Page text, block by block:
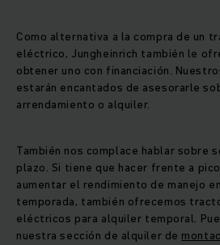
Como alternativa a la compra de un
eléctrico, Jungheinrich también le
obtener uno con financiación.
estarán encantados de asesorarle
arrendamiento o alquiler.
También nos complace hablar sobre
plazo. Si tiene que hacer frente a
aumentar el rendimiento de manejo
temporada, también ofrecemos
eléctricos para alquiler temporal.
nuestra sección de alquiler de